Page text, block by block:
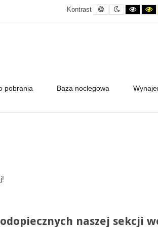
Kontrast
Domyślny
kontrast
Kontrast
nocny
Kontrast
czerni
i
pobrania Baza noclegowa
naszej sekcji